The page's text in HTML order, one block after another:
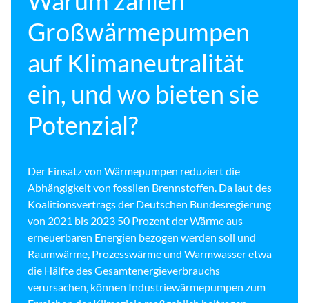
Großwärmepumpen
auf Klimaneutralität
ein, und wo bieten sie
Potenzial?
Der Einsatz von Wärmepumpen reduziert die
Abhängigkeit von fossilen Brennstoffen. Da laut des
Koalitionsvertrags der Deutschen Bundesregierung
von 2021 bis 2023 50 Prozent der Wärme aus
erneuerbaren Energien bezogen werden soll und
Raumwärme, Prozesswärme und Warmwasser etwa
die Hälfte des Gesamtenergieverbrauchs
verursachen, können Industriewärmepumpen zum